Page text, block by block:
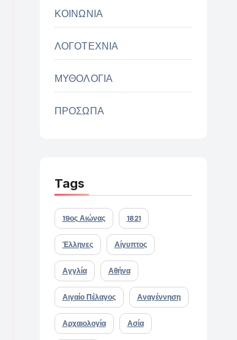
ΚΟΙΝΩΝΙΑ
ΛΟΓΟΤΕΧΝΙΑ
ΜΥΘΟΛΟΓΙΑ
ΠΡΟΣΩΠΑ
Tags
19ος Αιώνας 1821
Έλληνες Αίγυπτος
Αγγλία Αθήνα
Αιγαίο Πέλαγος Αναγέννηση
Αρχαιολογία Ασία